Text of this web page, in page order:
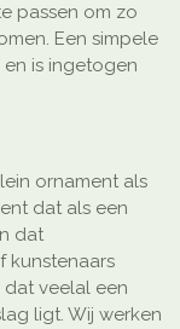
passen om zo
Een simpele
is ingetogen
ornament als
dat als een
dat
kunstenaars
veelal een
ligt. Wij werken